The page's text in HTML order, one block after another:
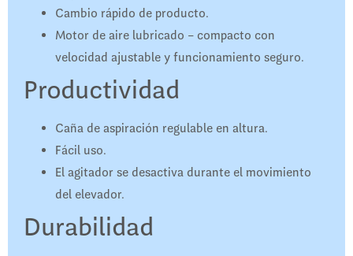
Cambio rápido de producto.
Motor de aire lubricado – compacto con
velocidad ajustable y funcionamiento seguro.
Productividad
Caña de aspiración regulable en altura.
Fácil uso.
El agitador se desactiva durante el movimiento
del elevador.
Durabilidad